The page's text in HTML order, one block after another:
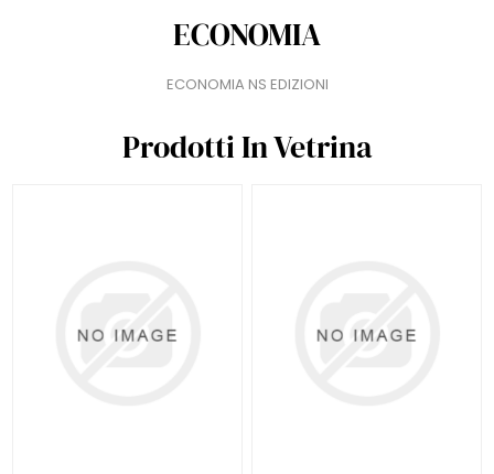
ECONOMIA
ECONOMIA NS EDIZIONI
Prodotti In Vetrina